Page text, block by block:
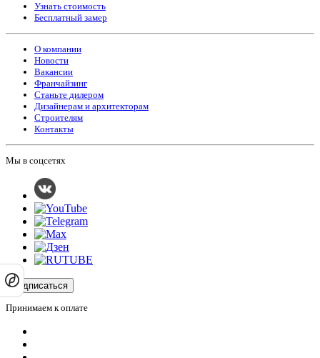
Узнать стоимость
Бесплатный замер
О компании
Новости
Вакансии
Франчайзинг
Станьте дилером
Дизайнерам и архитекторам
Строителям
Контакты
Мы в соцсетях
Подписаться
Принимаем к оплате